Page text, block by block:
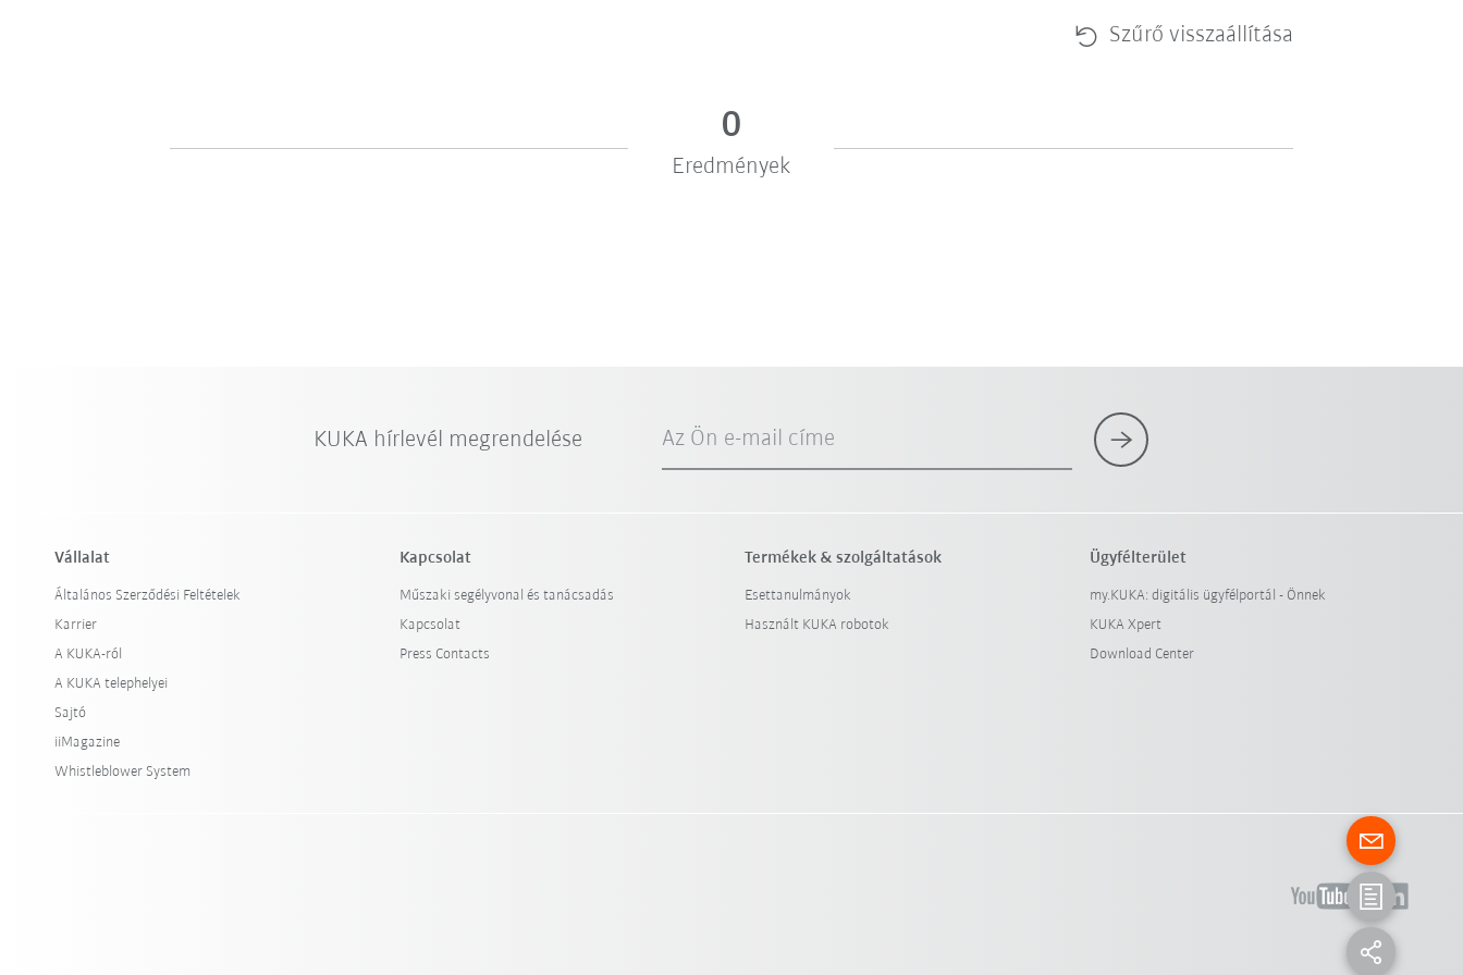
Szűrő visszaállítása
0
Eredmények
KUKA hírlevél megrendelése Az Ön e-mail címe
Vállalat
Általános Szerződési Feltételek
Karrier
A KUKA-ról
A KUKA telephelyei
Sajtó
iiMagazine
Whistleblower System
Kapcsolat
Műszaki segélyvonal és tanácsadás
Kapcsolat
Press Contacts
Termékek & szolgáltatások
Esettanulmányok
Használt KUKA robotok
Ügyfélterület
my.KUKA: digitális ügyfélportál - Önnek
KUKA Xpert
Download Center